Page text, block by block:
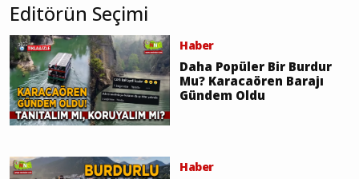
Editörün Seçimi
Haber
Daha Popüler Bir Burdur
Mu? Karacaören Barajı
Gündem Oldu
Haber